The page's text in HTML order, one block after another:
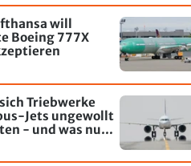
will
Boeing 777X
Triebwerke
Jets ungewollt
- und was nun